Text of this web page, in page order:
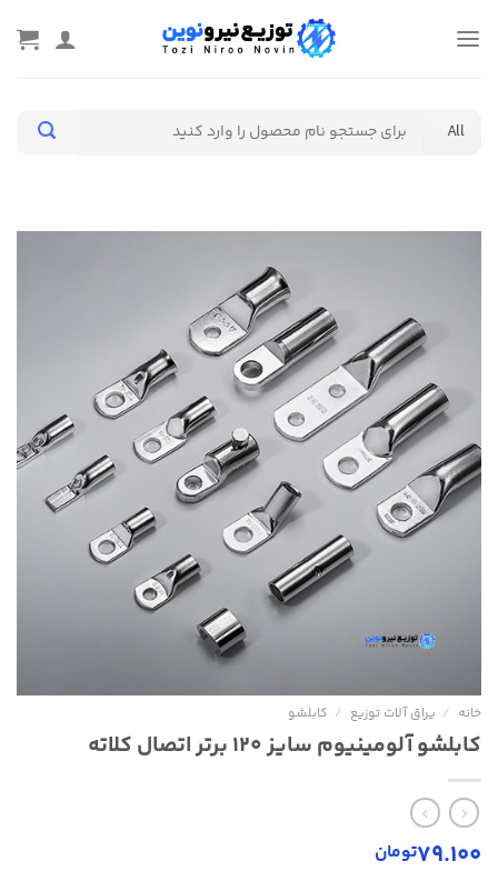
برای:
خانه / یراق آلات توزیع / کابلشو
کابلشو آلومینیوم سایز ۱۲۰ برتر اتصال کلاته
79.100تومان